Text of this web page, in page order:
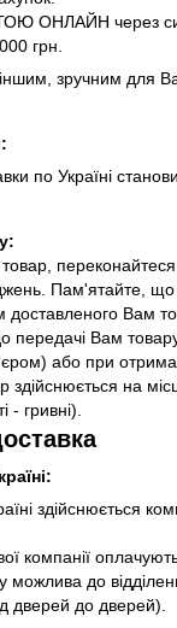
ОНЛАЙН через
грн.
зручним для
по Україні
переконайтеся
Пам'ятайте, що
доставленого Вам
передачі Вам
або при
здійснюється на
- гривні).
здійснюється
компанії
можлива до
дверей до дверей).